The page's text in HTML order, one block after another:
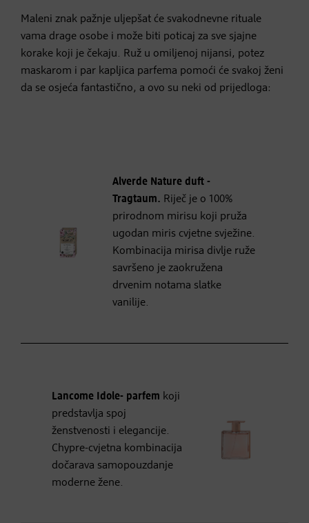
Maleni znak pažnje uljepšat će svakodnevne rituale
vama drage osobe i može biti poticaj za sve sjajne
korake koji je čekaju. Ruž u omiljenoj nijansi, potez
maskarom i par kapljica parfema pomoći će svakoj ženi
da se osjeća fantastično, a ovo su neki od prijedloga:
Alverde Nature duft -
Tragtaum. Riječ je o 100%
prirodnom mirisu koji pruža
ugodan miris cvjetne svježine.
Kombinacija mirisa divlje ruže
savršeno je zaokružena
drvenim notama slatke
vanilije.
Lancome Idole- parfem koji
predstavlja spoj
ženstvenosti i elegancije.
Chypre-cvjetna kombinacija
dočarava samopouzdanje
moderne žene.